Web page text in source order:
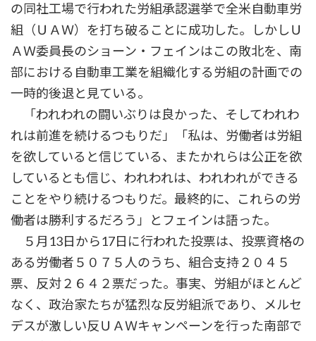
の同社工場で行われた労組承認選挙で全米自動車労
組（ＵＡＷ）を打ち破ることに成功した。しかしＵ
ＡＷ委員長のショーン・フェインはこの敗北を、南
部における自動車工業を組織化する労組の計画での
一時的後退と見ている。
「われわれの闘いぶりは良かった、そしてわれわ
れは前進を続けるつもりだ」「私は、労働者は労組
を欲していると信じている、またかれらは公正を欲
しているとも信じ、われわれは、われわれができる
ことをやり続けるつもりだ。最終的に、これらの労
働者は勝利するだろう」とフェインは語った。
５月13日から17日に行われた投票は、投票資格の
ある労働者５０７５人のうち、組合支持２０４５
票、反対２６４２票だった。事実、労組がほとんど
なく、政治家たちが猛烈な反労組派であり、メルセ
デスが激しい反ＵＡＷキャンペーンを行った南部で